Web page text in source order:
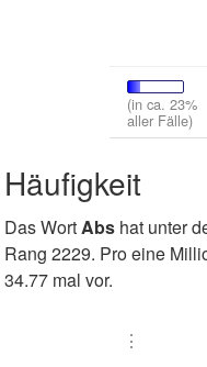
(in ca. 23%
aller Fälle)
Häufigkeit
Das WortAbs hat unter
Rang 2229. Pro eine
34.77 mal vor.
⋮